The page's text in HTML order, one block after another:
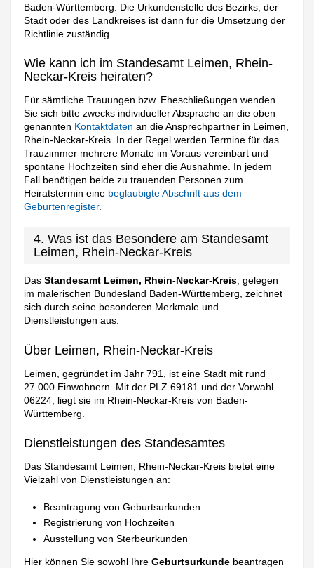
Baden-Württemberg. Die Urkundenstelle des Bezirks, der
Stadt oder des Landkreises ist dann für die Umsetzung der
Richtlinie zuständig.
Wie kann ich im Standesamt Leimen, Rhein-
Neckar-Kreis heiraten?
Für sämtliche Trauungen bzw. Eheschließungen wenden
Sie sich bitte zwecks individueller Absprache an die oben
genannten Kontaktdaten an die Ansprechpartner in Leimen,
Rhein-Neckar-Kreis. In der Regel werden Termine für das
Trauzimmer mehrere Monate im Voraus vereinbart und
spontane Hochzeiten sind eher die Ausnahme. In jedem
Fall benötigen beide zu trauenden Personen zum
Heiratstermin eine beglaubigte Abschrift aus dem
Geburtenregister.
4. Was ist das Besondere am Standesamt
Leimen, Rhein-Neckar-Kreis
DasStandesamt Leimen, Rhein-Neckar-Kreis, gelegen
im malerischen Bundesland Baden-Württemberg, zeichnet
sich durch seine besonderen Merkmale und
Dienstleistungen aus.
Über Leimen, Rhein-Neckar-Kreis
Leimen, gegründet im Jahr 791, ist eine Stadt mit rund
27.000 Einwohnern. Mit der PLZ 69181 und der Vorwahl
06224, liegt sie im Rhein-Neckar-Kreis von Baden-
Württemberg.
Dienstleistungen des Standesamtes
Das Standesamt Leimen, Rhein-Neckar-Kreis bietet eine
Vielzahl von Dienstleistungen an:
Beantragung von Geburtsurkunden
Registrierung von Hochzeiten
Ausstellung von Sterbeurkunden
Hier können Sie sowohl IhreGeburtsurkunde beantragen